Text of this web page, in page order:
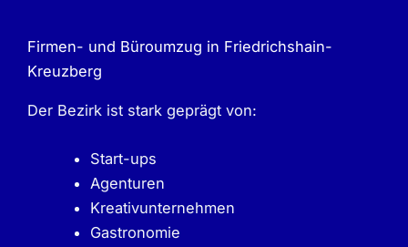
Firmen- und Büroumzug in Friedrichshain-
Kreuzberg
Der Bezirk ist stark geprägt von:
Start-ups
Agenturen
Kreativunternehmen
Gastronomie